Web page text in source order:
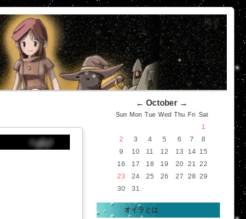
掲示
← October →
Sun Mon Tue Wed Thu Fri Sat
1
2
3 4 5 6 7
8
9
10 11 12 13 14 15
16
17 18 19 20 21
22
23
24 25 26 27 28 29
30
31
オイラとは